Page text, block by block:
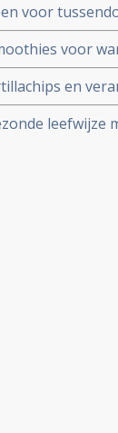
voor
voor
en
leefwijze